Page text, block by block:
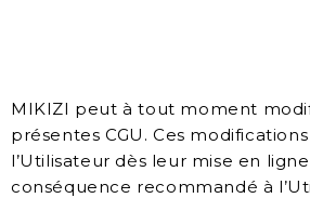
MIKIZI peut à tout moment
présentes CGU. Ces
l’Utilisateur dès leur mise en
conséquence recommandé à